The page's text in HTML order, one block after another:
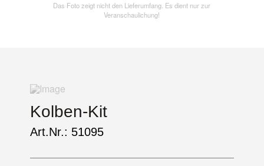
Das Foto zeigt nicht den Lieferumfang. Es dient nur zur
Veranschaulichung!
Kolben-Kit
Art.Nr.: 51095